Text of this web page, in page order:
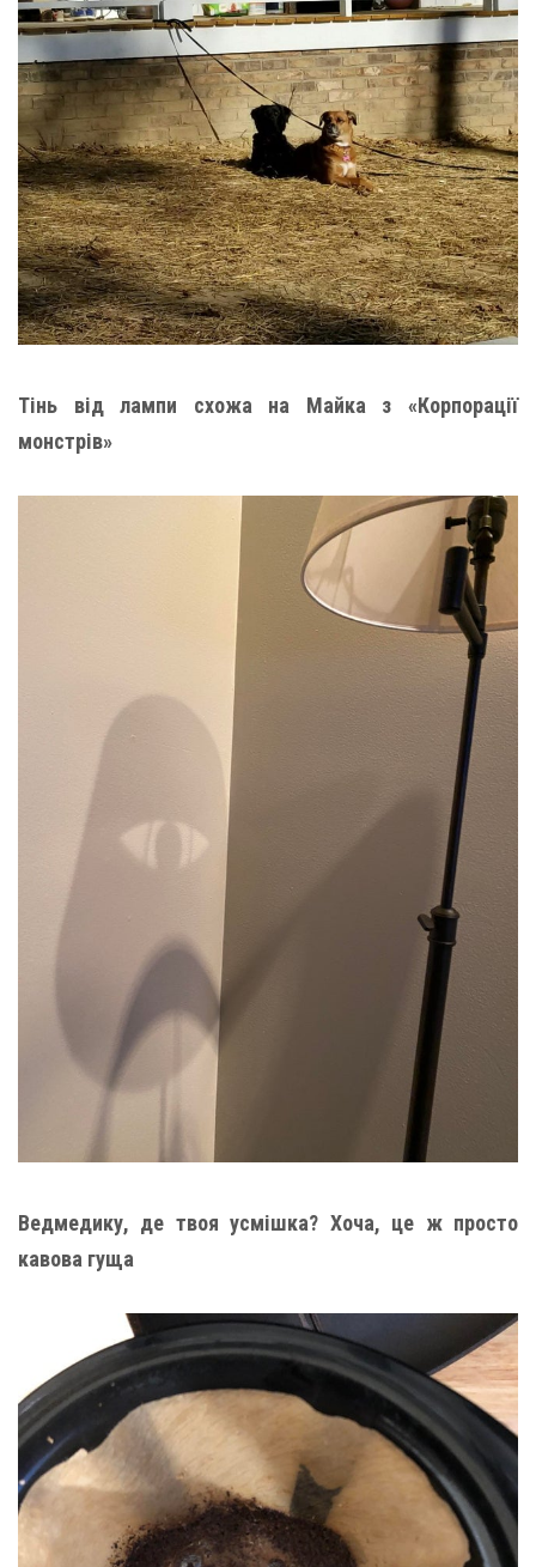
Тінь від лампи схожа на Майка з «Корпорації
монстрів»
Ведмедику, де твоя усмішка? Хоча, це ж просто
кавова гуща